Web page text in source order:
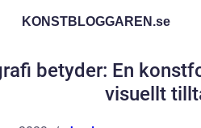
KONSTBLOGGAREN.se
betyder: En
visuellt